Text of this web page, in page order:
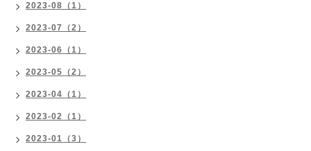
2023-08（1）
2023-07（2）
2023-06（1）
2023-05（2）
2023-04（1）
2023-02（1）
2023-01（3）